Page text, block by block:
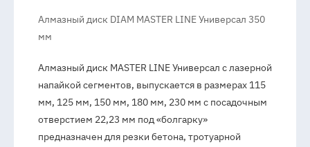
Алмазный диск DIAM MASTER LINE Универсал 350
мм
Алмазный диск MASTER LINE Универсал с лазерной
напайкой сегментов, выпускается в размерах 115
мм, 125 мм, 150 мм, 180 мм, 230 мм с посадочным
отверстием 22,23 мм под «болгарку»
предназначен для резки бетона, тротуарной